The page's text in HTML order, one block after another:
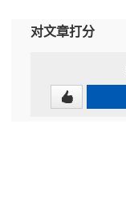
对文章打分